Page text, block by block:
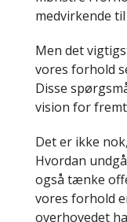
medvirkende
Men det
vores forhold
Disse
vision for
Det er ikke
Hvordan
også tænke
vores forhold
overhovedet